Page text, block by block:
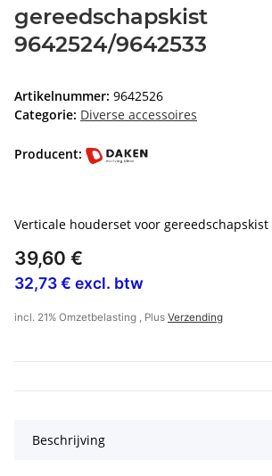
gereedschapskist
9642524/9642533
Artikelnummer: 9642526
Categorie: Diverse accessoires
Producent:
Verticale houderset voor gereedschapskist
39,60 €
32,73 € excl. btw
incl. 21% Omzetbelasting , Plus Verzending
Beschrijving